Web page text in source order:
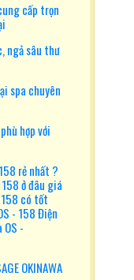
cấp trọn
ngả sâu thư
spa chuyên
hợp với
rẻ nhất ?
ở đâu giá
158 có tốt
- 158 Điện
OS -
OKINAWA